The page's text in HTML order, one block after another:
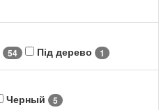
54 Під дерево 1
Черный 5